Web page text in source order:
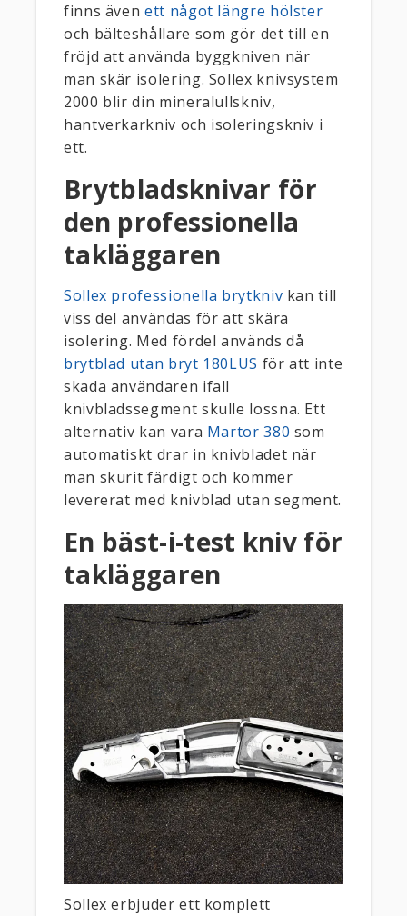
finns ävenett något längre hölster
och bälteshållare som gör det till en
fröjd att använda byggkniven när
man skär isolering. Sollex knivsystem
2000 blir din mineralullskniv,
hantverkarkniv och isoleringskniv i
ett.
Brytbladsknivar för
den professionella
takläggaren
Sollex professionella brytkniv kan till
viss del användas för att skära
isolering. Med fördel används då
brytblad utan bryt 180LUS för att inte
skada användaren ifall
knivbladssegment skulle lossna. Ett
alternativ kan vara Martor 380 som
automatiskt drar in knivbladet när
man skurit färdigt och kommer
levererat med knivblad utan segment.
En bäst-i-test kniv för
takläggaren
Sollex erbjuder ett komplett